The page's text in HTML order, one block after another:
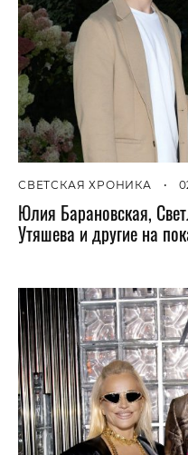
СВЕТСКАЯ ХРОНИКА •
Юлия Барановская,
Утяшева и другие на